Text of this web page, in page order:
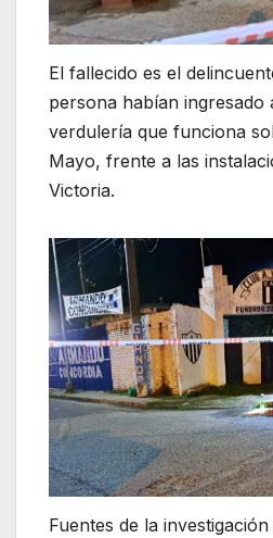
El fallecido es el
persona habían ingresado
verdulería que funciona
Mayo, frente a las
Victoria.
Fuentes de la